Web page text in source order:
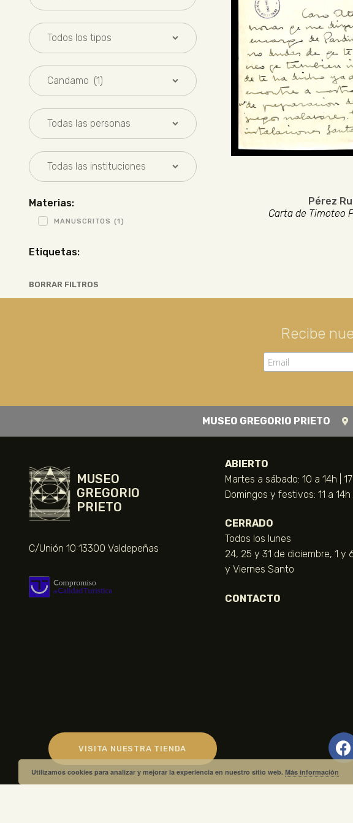
Materias:
MANUSCRITOS (1)
Etiquetas:
BORRAR FILTROS
Pérez
Carta de Timoteo
Recibe
MUSEO GREGORIO PRIETO
MUSEO
GREGORIO
PRIETO
C/Unión 10 13300 Valdepeñas
ABIERTO
Martes a sábado: 10 a 14h |
Domingos y festivos: 11 a 14h
CERRADO
Todos los lunes
24, 25 y 31 de diciembre, 1 y
y Viernes Santo
CONTACTO
VISITA NUESTRA TIENDA
Utilizamos cookies para analizar y mejorar la experiencia en nuestro sitio web. Más información